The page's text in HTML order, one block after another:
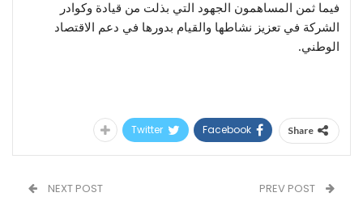
فيما ثمن المساهمون الجهود التي بذلت من قيادة وكوادر
الشركة في تعزيز نشاطها والقيام بدورها في دعم الاقتصاد
الوطني.
Share
Facebook
Twitter
NEXT POST